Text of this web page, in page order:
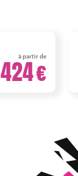
à partir de
424